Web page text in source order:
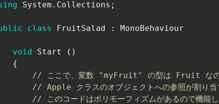
System . Collections ;
class FruitSalad : MonoBehaviour
void Start ( )
{
// ここで、変数 "myFruit" の型は Fruit な
// Apple クラスのオブジェクトへの参照が割り当
// このコードはポリモーフィズムがあるので機能し